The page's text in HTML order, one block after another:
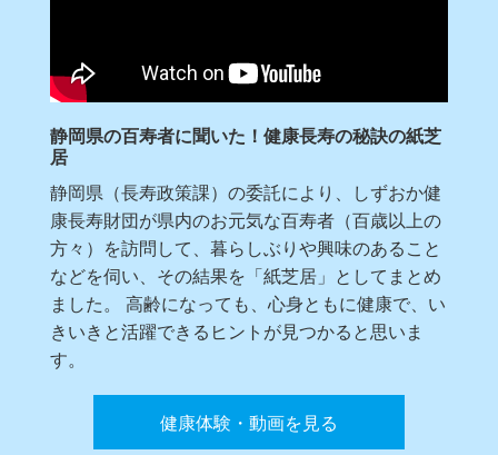
静岡県の百寿者に聞いた！健康長寿の秘訣の紙芝
居
静岡県（長寿政策課）の委託により、しずおか健
康長寿財団が県内のお元気な百寿者（百歳以上の
方々）を訪問して、暮らしぶりや興味のあること
などを伺い、その結果を「紙芝居」としてまとめ
ました。 高齢になっても、心身ともに健康で、い
きいきと活躍できるヒントが見つかると思いま
す。
健康体験・動画を見る